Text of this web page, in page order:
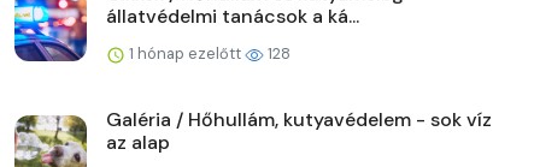
állatvédelmi tanácsok a ká...
1 hónap ezelőtt 128
Galéria / Hőhullám, kutyavédelem - sok víz
az alap